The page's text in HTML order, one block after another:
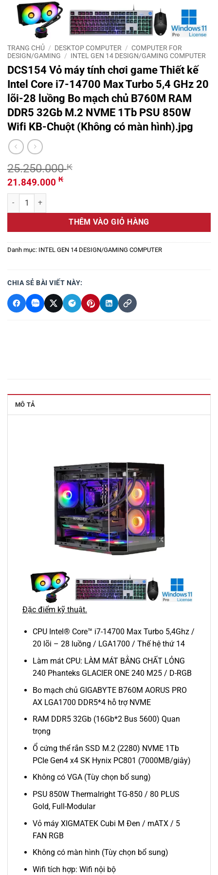
TRANG CHỦ / DESKTOP COMPUTER / COMPUTER FOR
DESIGN/GAMING / INTEL GEN 14 DESIGN/GAMING COMPUTER
DCS154 Vỏ máy tính chơi game Thiết kế
Intel Core i7-14700 Max Turbo 5,4 GHz 20
lõi-28 luồng Bo mạch chủ B760M RAM
DDR5 32Gb M.2 NVME 1Tb PSU 850W
Wifi KB-Chuột (Không có màn hình).jpg
25.250.000₭
Giá
gốc
là:
25.250.000 ₭.
21.849.000 ₭Giá
là:
21.849.000 ₭.
DCS154 Vỏ máy tính chơi game Thiết kế Intel Core i7-14700 Max
THÊM VÀO GIỎ HÀNG
Danh mục: INTEL GEN 14 DESIGN/GAMING COMPUTER
CHIA SẺ BÀI VIẾT NÀY:
MÔ TẢ
Đặc điểm kỹ thuật.
CPU Intel® Core™ i7-14700 Max Turbo 5,4Ghz /
20 lõi – 28 luồng / LGA1700 / Thế hệ thứ 14
Làm mát CPU: LÀM MÁT BẰNG CHẤT LỎNG
240 Phanteks GLACIER ONE 240 M25 / D-RGB
Bo mạch chủ GIGABYTE B760M AORUS PRO
AX LGA1700 DDR5*4 hỗ trợ NVME
RAM DDR5 32Gb (16Gb*2 Bus 5600) Quan
trọng
Ổ cứng thể rắn SSD M.2 (2280) NVME 1Tb
PCIe Gen4 x4 SK Hynix PC801 (7000MB/giây)
Không có VGA (Tùy chọn bổ sung)
PSU 850W Thermalright TG-850 / 80 PLUS
Gold, Full-Modular
Vỏ máy XIGMATEK Cubi M Đen / mATX / 5
FAN RGB
Không có màn hình (Tùy chọn bổ sung)
Wifi tích hợp: Wifi nội bộ